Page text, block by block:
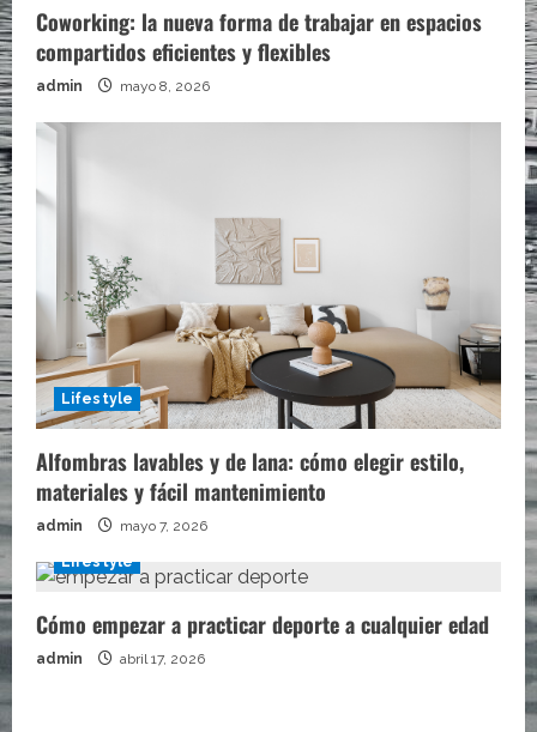
Coworking: la nueva forma de trabajar en espacios
compartidos eficientes y flexibles
admin mayo 8, 2026
Lifestyle
Alfombras lavables y de lana: cómo elegir estilo,
materiales y fácil mantenimiento
admin mayo 7, 2026
Lifestyle
Cómo empezar a practicar deporte a cualquier edad
admin abril 17, 2026